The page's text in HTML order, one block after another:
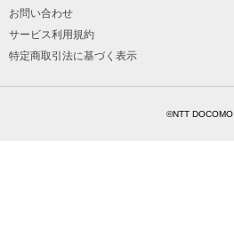
お問い合わせ
サービス利用規約
特定商取引法に基づく表示
©NTT DOCOMO